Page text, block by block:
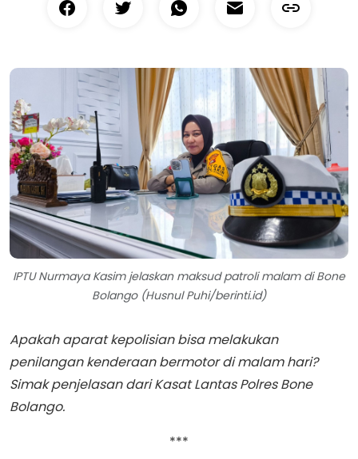
IPTU Nurmaya Kasim jelaskan maksud patroli malam di Bone
Bolango (Husnul Puhi/berinti.id)
Apakah aparat kepolisian bisa melakukan
penilangan kenderaan bermotor di malam hari?
Simak penjelasan dari Kasat Lantas Polres Bone
Bolango.
***